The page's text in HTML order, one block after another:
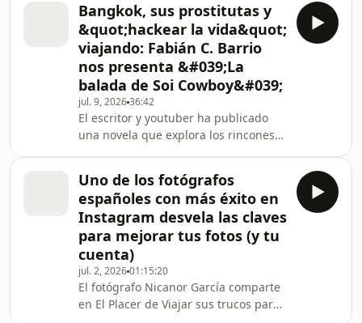
décadas. En este nuevo episodio de El
Placer de Viajar, los presentadores,
Carmelo Jordá y Kelu Robles, se
sumergen en un viaje lleno de
nostalgia al comparar cómo eran los
viajes en el pasado frente a la
experiencia actual. A través de
anécdotas personales,
Bangkok, sus prostitutas y
&quot;hackear la vida&quot;
viajando: Fabián C. Barrio
nos presenta &#039;La
balada de Soi Cowboy&#039;
jul. 9, 202636:42
El escritor y youtuber ha publicado
una novela que explora los rincones
redención. En este episodio de El
Placer de Viajar, conducido por
Carmelo Jordá y Kelu Robles, se
centra en una entrevista en
profundidad al escritor y exitoso
youtuber Fabián C. Barrio con motivo
de su última novela, La balada de Soi
Cowboy. Además, una sema
Uno de los fotógrafos
españoles con más éxito en
Instagram desvela las claves
para mejorar tus fotos (y tu
cuenta)
jul. 2, 202601:15:20
El fotógrafo Nicanor García comparte
en El Placer de Viajar sus trucos para